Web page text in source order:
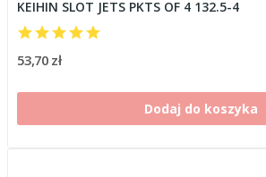
KEIHIN SLOT JETS PKTS OF 4 132.5-4
53,70 zł
Dodaj do koszyka